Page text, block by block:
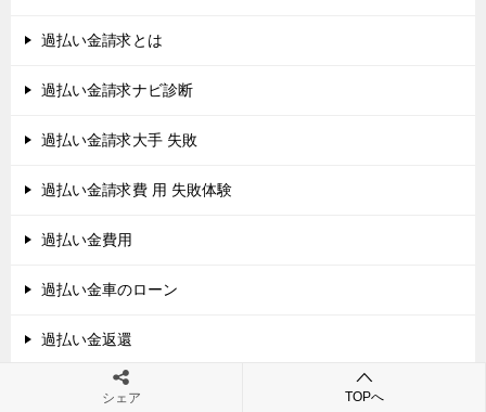
過払い金請求とは
過払い金請求ナビ診断
過払い金請求大手 失敗
過払い金請求費 用 失敗体験
過払い金費用
過払い金車のローン
過払い金返還
過払い金返還請求
シェア TOPへ